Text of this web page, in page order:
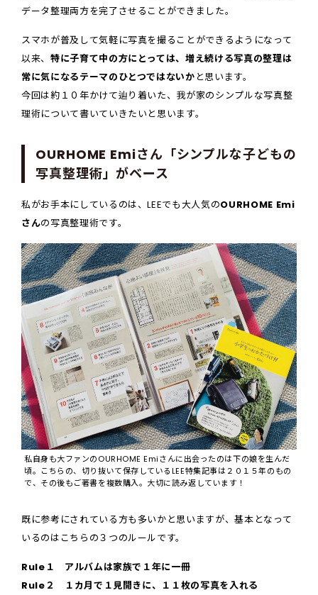
データ整理両方を完了させることができました。
スマホが普及して気軽に写真を撮ることができるようになって
以来、 特に子育て中の方にとっては、増え続ける写真の整理は
常に気になるテーマのひとつではないか と思います。
今回は約１０年かけて辿り着いた、我が家のシンプルな写真整
理術について書いていきたいと思います。
OURHOME Emiさん「シンプルな子どもの
写真整理術」がベース
私がお手本にしているのは、LEEでも大人気のOURHOME Emi
さんの写真整理術です。
私自身も大ファンのOURHOME Emiさんに出会ったのは下の娘を生んだ
頃。こちらの、切り抜いて保存しているLEE特集記事は２０１５年のもの
で、その後もご著書を複数購入。大切に読み返しています！
既に参考にされている方も多いかと思いますが、基本となって
いるのはこちらの３つのルールです。
Rule１ アルバムは家族で１年に一冊
Rule２ １カ月で１見開きに、１１枚の写真を入れる